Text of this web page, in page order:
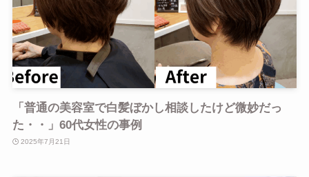
「普通の美容室で白髪ぼかし相談したけど微妙だっ
た・・」60代女性の事例
2025年7月21日